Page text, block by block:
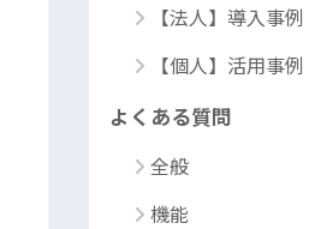
【法人】導入事例
【個人】活用事例
よくある質問
全般
機能